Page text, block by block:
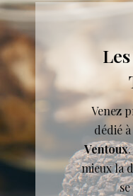
Venez
dédié
Ventoux
mieux la